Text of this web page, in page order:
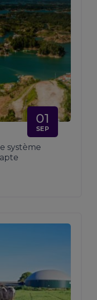
01
SEP
système